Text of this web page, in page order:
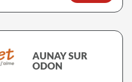
AUNAY SUR
ODON